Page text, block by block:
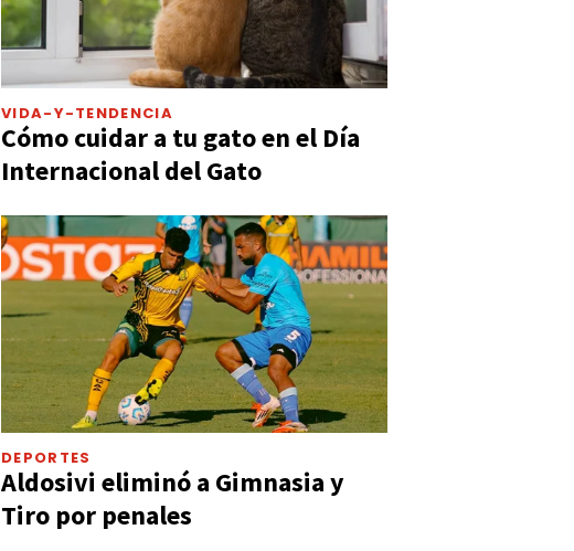
VIDA-Y-TENDENCIA
Cómo cuidar a tu gato en el Día
Internacional del Gato
DEPORTES
Aldosivi eliminó a Gimnasia y
Tiro por penales